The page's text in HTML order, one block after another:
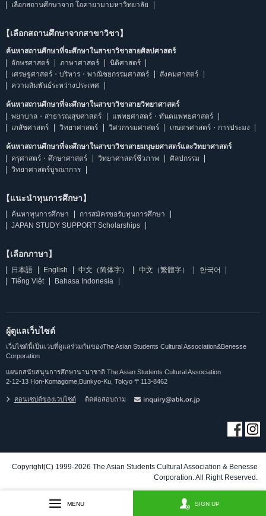
เลือกสถานศึกษาจาก โอคายามามหาวิทยาลัย
【เลือกสถานศึกษาจากสาขาวิชา】
ค้นหาสถานศึกษาที่จะศึกษาในสาขาวิชาสายศิลปศาสตร์
อักษรศาสตร์
ภาษาศาสตร์
นิติศาสตร์
เศรษฐศาสตร์・บริหาร・พาณิชยกรรมศาสตร์
สังคมศาสตร์
ความสัมพันธ์ระหว่างประเทศ
ค้นหาสถานศึกษาที่จะศึกษาในสาขาวิชาสายวิทยาศาสตร์
พยาบาล・สาธารณสุขศาสตร์
แพทยศาสตร์・ทันตแพทยศาสตร์
เภสัชศาสตร์
วิทยาศาสตร์ วิศวกรรมศาสตร์ เกษตรศาสตร์・การประมง
ค้นหาสถานศึกษาที่จะศึกษาในสาขาวิชาสายมนุษยศาสตร์และวิทยาศาสตร์
ครุศาสตร์・ศึกษาศาสตร์
วิทยาศาสตร์ชีวภาพ
ศิลปกรรม
วิทยาศาสตร์บูรณาการ
【แนะนำทุนการศึกษา】
ค้นหาทุนการศึกษา
การสมัครขอรับทุนการศึกษา
JAPAN STUDY SUPPORT Scholarships
【เลือกภาษา】
日本語 English 中文（简体字） 中文（繁體字）
한국어
Tiếng Việt
Bahasa Indonesia
ผู้ดูแลเว็บไซต์
เว็บไซต์นี้เป็นเวบที่ดูแลร่วมกันของThe Asian Students Cultural Association&Benesse
Corporation
แผนกสนับสนุนการศึกษานานาชาติ The Asian Students Cultural Association
2-12-13 Hon-Komagome,Bunkyo-Ku, Tokyo 〒113-8462
คอนเซปต์ของเวบไซต์ ติดต่อสอบถาม
Copyright(C) 1999-2026 The Asian Students Cultural Association & Benesse
Corporation. All Right Reserved.
MENU SIGN UP